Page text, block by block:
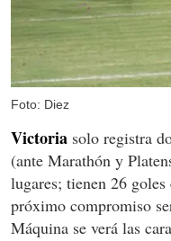
Foto: Diez
Victoria solo registra
(ante Marathón y
lugares; tienen 26
próximo compromiso
Máquina se verá las